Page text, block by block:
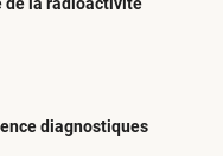
diagnostiques